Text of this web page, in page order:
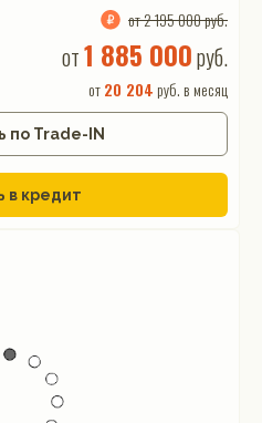
от 2 195 000 руб.
от1 885 000руб.
от20 204 руб. в месяц
по Trade-IN
в кредит